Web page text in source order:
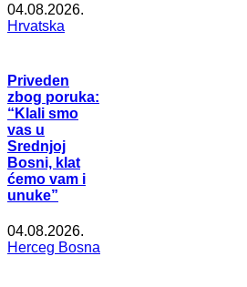
04.08.2026.
Hrvatska
Priveden
zbog poruka:
“Klali smo
vas u
Srednjoj
Bosni, klat
ćemo vam i
unuke”
04.08.2026.
Herceg Bosna